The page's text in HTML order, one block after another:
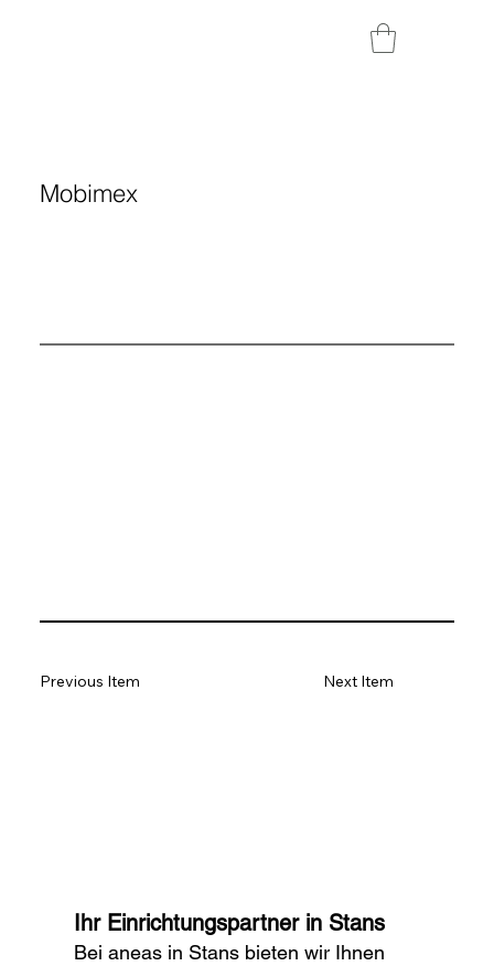
Mobimex
Ihr Einrichtungspartner in Stans
Bei aneas in Stans bieten wir Ihnen
Previous Item Next Item